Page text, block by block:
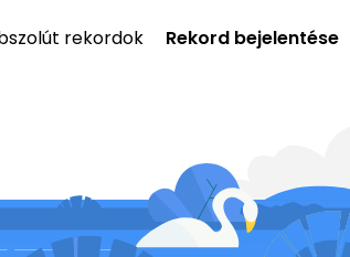
rekordok Rekord bejelentése